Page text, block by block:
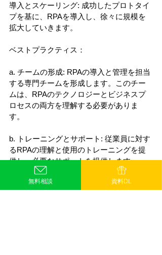
導入とスケーリング: 成功したプロトタイ
プを基に、RPAを導入し、徐々に規模を
拡大していきます。
ベストプラクティス：
a. チームの形成: RPAの導入と管理を担当
する専門チームを形成します。このチー
ムは、RPAのテクノロジーとビジネスプ
ロセスの両方を理解する必要がありま
す。
b. トレーニングとサポート: 従業員に対す
るRPAの理解と使用のトレーニングを提
供し、必要なサポートを提供します。
c. 継続的な改善: RPAの導入は一度限りの
無料相談 資料DL